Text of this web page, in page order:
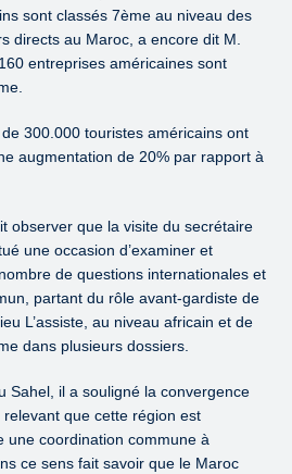
sont classés 7ème au niveau des
directs au Maroc, a encore dit M.
entreprises américaines sont
300.000 touristes américains ont
augmentation de 20% par rapport à
observer que la visite du secrétaire
une occasion d’examiner et
de questions internationales et
partant du rôle avant-gardiste de
L’assiste, au niveau africain et de
dans plusieurs dossiers.
Sahel, il a souligné la convergence
que cette région est
une coordination commune à
ce sens fait savoir que le Maroc